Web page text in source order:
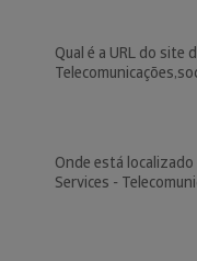
Qual é a URL do site
Onde está localizado
Services -